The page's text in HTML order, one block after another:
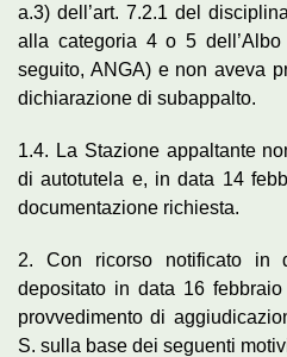
a.3) dell’art. 7.2.1 del
alla categoria 4 o 5
seguito, ANGA) e non aveva
dichiarazione di subappalto.
1.4. La Stazione appaltante
di autotutela e, in data 14
documentazione richiesta.
2. Con ricorso notificato in
depositato in data 16
provvedimento di
S. sulla base dei seguenti